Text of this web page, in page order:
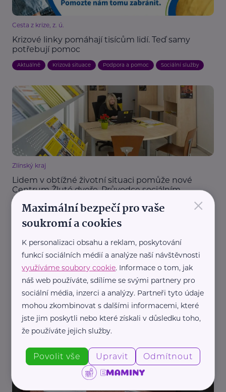
Cesta z krize, z. ú.
Krizové linky pomáhají tisícům lidí. Teď samy
potřebují pomoc
Aktuálně Krizová situace Podpora a pomoc Sociální služby
Zlínský kraj
Lidem v obtížné životní situaci pomůže nové
Centrum Žluté dveře. Průvodce sociálním
systémem otevřel Zlínský kraj
Podpora a pomoc
Moravskoslezský kraj
Děti potřebují pomoc včas. Moravskoslezský kraj
Dospívání Krizová situace Podpora a pomoc Rodina
×
Maximální bezpečí pro vaše
soukromí a cookies
K personalizaci obsahu a reklam, poskytování
funkcí sociálních médií a analýze naší návštěvnosti
využíváme soubory cookie. Informace o tom, jak
náš web používáte, sdílíme se svými partnery pro
sociální média, inzerci a analýzy. Partneři tyto údaje
mohou zkombinovat s dalšími informacemi, které
jste jim poskytli nebo které získali v důsledku toho,
že používáte jejich služby.
Povolit vše Upravit Odmítnout